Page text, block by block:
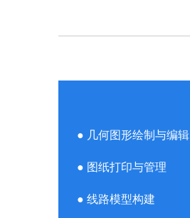
● 几何图形绘制与编辑
● 图纸打印与管理
● 线路模型构建